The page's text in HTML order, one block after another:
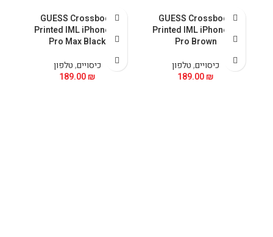
GUESS Crossbody
Printed IML iPhone 15
Pro Brown
כיסויים,טלפון
189.00₪
GUESS Crossbody
Printed IML iPhone 15
Pro Max Black
כיסויים,טלפון
189.00₪